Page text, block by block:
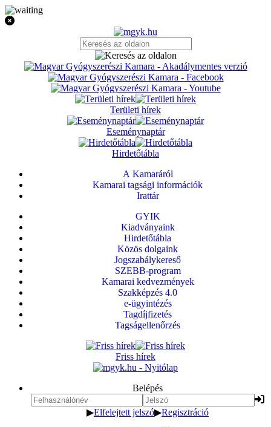
Területi hírek
Eseménynaptár
Hirdetőtábla
A Kamaráról
Kamarai tagsági információk
Irattár
GYIK
Kiadványaink
Hirdetőtábla
Közös dolgaink
Jogszabálykereső
SZEBB-program
Kamarai kedvezmények
Szakképzés 4.0
e-ügyintézés
Tagdíjfizetés
Tagságellenőrzés
Friss hírek
Belépés
▶Elfelejtett jelszó▶Regisztráció